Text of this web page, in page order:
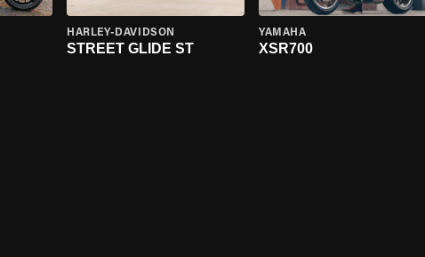
HARLEY-DAVIDSON
STREET GLIDE ST
YAMAHA
XSR700